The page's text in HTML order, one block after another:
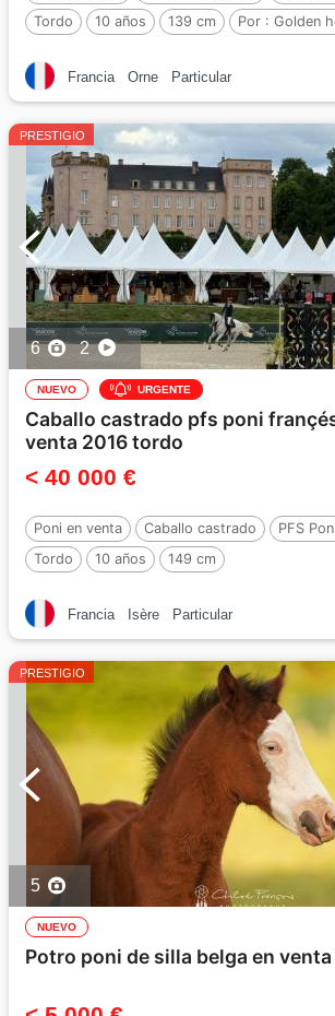
Tordo
10 años 139 cm Por : Golden
Francia Orne Particular
PRESTIGIO
6 2
NUEVO URGENTE
Caballo castrado pfs poni
venta 2016 tordo
< 40 000 €
Poni en venta Caballo castrado
PFS
Tordo
10 años 149 cm
Francia Isère Particular
PRESTIGIO
5
NUEVO
Potro poni de silla belga en